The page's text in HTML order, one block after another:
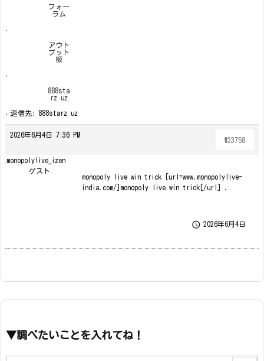
フォー
ラム
›
アウト
プット
板
›
888sta
rz uz
› 返信先: 888starz uz
2026年6月4日 7:36 PM
#23758
monopolylive_izen
ゲスト
monopoly live win trick [url=www.monopolylive-
india.com/]monopoly live win trick[/url] .
 2026年6月4日
▼調べたいことを入れてね！